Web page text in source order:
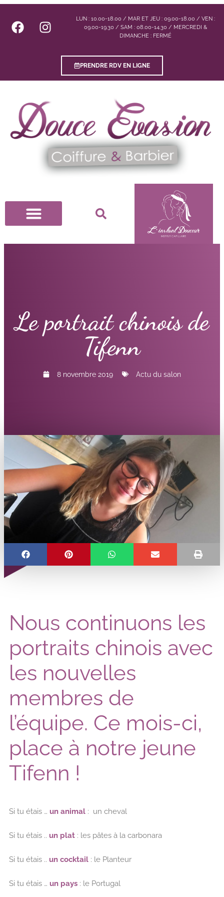
LUN : 10.00-18.00 / MAR ET JEU : 09.00-18.00 / VEN :
09.00-19.30 / SAM : 08.00-14.30 / MERCREDI &
DIMANCHE : FERMÉ
PRENDRE RDV EN LIGNE
Le portrait chinois de
Tifenn
8 novembre 2019 Actu du salon
Nous continuons les
portraits chinois avec
les nouvelles
membres de
l’équipe. Ce mois-ci,
place à notre jeune
Tifenn !
Si tu étais … un animal : un cheval
Si tu étais .. un plat : les pâtes à la carbonara
Si tu étais .. un cocktail : le Planteur
Si tu étais … un pays : le Portugal